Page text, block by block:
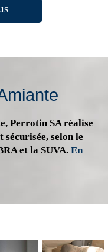
Perrotin SA réalise
sécurisée, selon le
et la SUVA. En